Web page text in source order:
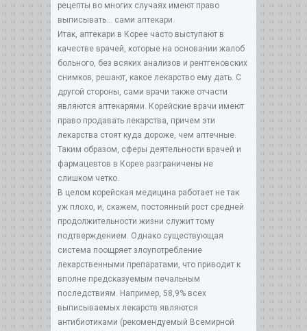
рецепты во многих случаях имеют право
выписывать… сами аптекари.
Итак, аптекари в Корее часто выступают в
качестве врачей, которые на основании жалоб
больного, без всяких анализов и рентгеновских
снимков, решают, какое лекарство ему дать. С
другой стороны, сами врачи также отчасти
являются аптекарями. Корейские врачи имеют
право продавать лекарства, причем эти
лекарства стоят куда дороже, чем аптечные.
Таким образом, сферы деятельности врачей и
фармацевтов в Корее разграничены не
слишком четко.
В целом корейская медицина работает не так
уж плохо, и, скажем, постоянный рост средней
продолжительности жизни служит тому
подтверждением. Однако существующая
система поощряет злоупотребление
лекарственными препаратами, что приводит к
вполне предсказуемым печальным
последствиям. Например, 58,9% всех
выписываемых лекарств являются
антибиотиками (рекомендуемый Всемирной